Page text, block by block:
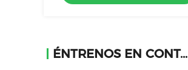
ÉNTRENOS EN CONTACTO CON